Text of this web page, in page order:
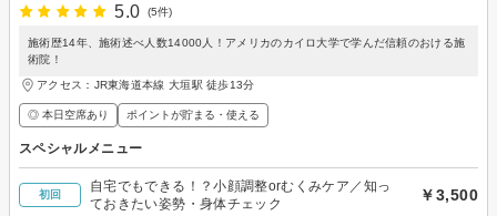
5.0
(5件)
施術歴14年、施術述べ人数14000人！アメリカのカイロ大学で学んだ信頼のおける施
術院！
アクセス：JR東海道本線 大垣駅 徒歩13分
◎ 本日空席あり ポイントが貯まる・使える
スペシャルメニュー
初回
自宅でもできる！？小顔調整orむくみケア／知っ
ておきたい姿勢・身体チェック
￥3,500